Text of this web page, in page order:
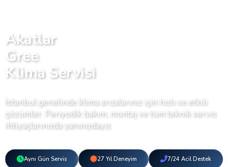
Akatlar
Gree
Klima Servisi
İstanbul genelinde klima arızalarınız için hızlı ve etkili
çözümler. Periyodik bakım, montaj ve tüm teknik servis
ihtiyaçlarınızda yanınızdayız.
Aynı Gün Servis 27 Yıl Deneyim 7/24 Acil Destek